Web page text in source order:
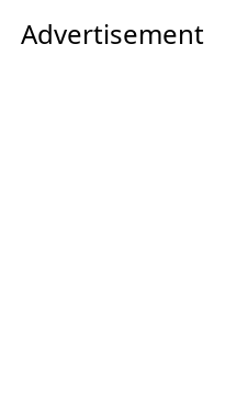
Advertisement